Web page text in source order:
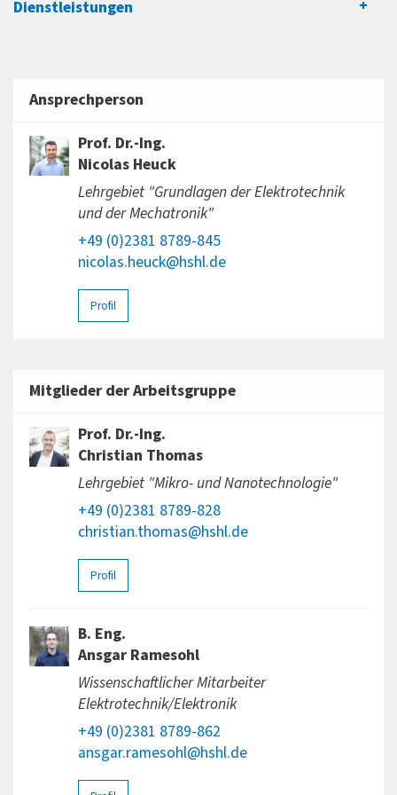
und Verbindungstechnik (AVT) für Leistungsmodule.
Dienstleistungen
Ansprechperson
Prof. Dr.-Ing.
Nicolas Heuck
Lehrgebiet "Grundlagen der Elektrotechnik
und der Mechatronik"
+49 (0)2381 8789-845
nicolas.heuck@hshl.de
Profil
Mitglieder der Arbeitsgruppe
Prof. Dr.-Ing.
Christian Thomas
Lehrgebiet "Mikro- und Nanotechnologie"
+49 (0)2381 8789-828
christian.thomas@hshl.de
Profil
B. Eng.
Ansgar Ramesohl
Wissenschaftlicher Mitarbeiter
Elektrotechnik/Elektronik
+49 (0)2381 8789-862
ansgar.ramesohl@hshl.de